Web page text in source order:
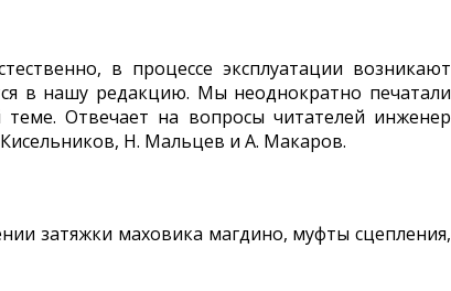
в процессе эксплуатации возникают
в нашу редакцию. Мы неоднократно печатали
Отвечает на вопросы читателей инженер
Н. Мальцев и А. Макаров.
затяжки маховика магдино, муфты сцепления,